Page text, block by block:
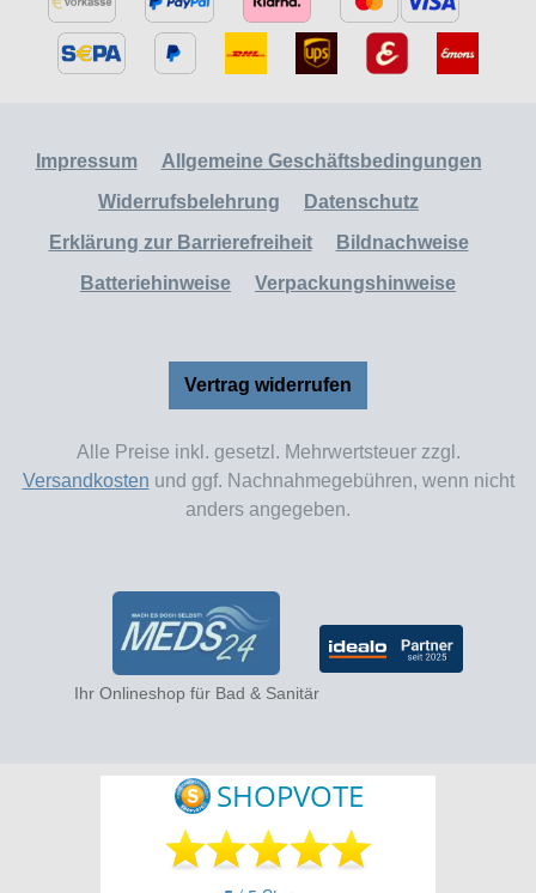
Impressum
Allgemeine Geschäftsbedingungen
Widerrufsbelehrung
Datenschutz
Erklärung zur Barrierefreiheit
Bildnachweise
Batteriehinweise
Verpackungshinweise
Vertrag widerrufen
Alle Preise inkl. gesetzl. Mehrwertsteuer zzgl.
Versandkosten und ggf. Nachnahmegebühren, wenn nicht
anders angegeben.
Ihr Onlineshop für Bad & Sanitär